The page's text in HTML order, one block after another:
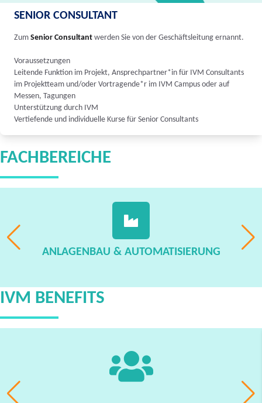
SENIOR CONSULTANT
Zum Senior Consultant werden Sie von der Geschäftsleitung ernannt.
Voraussetzungen
Leitende Funktion im Projekt, Ansprechpartner*in für IVM Consultants
im Projektteam und/oder Vortragende*r im IVM Campus oder auf
Messen, Tagungen
Unterstützung durch IVM
Vertiefende und individuelle Kurse für Senior Consultants
FACHBEREICHE
ANLAGENBAU & AUTOMATISIERUNG
IVM BENEFITS